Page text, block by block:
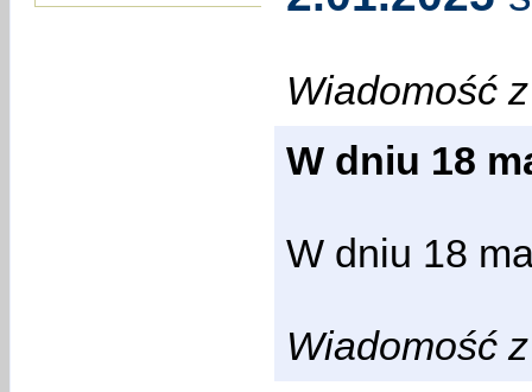
Wiadomość
W dniu 18
W dniu 18
Wiadomość